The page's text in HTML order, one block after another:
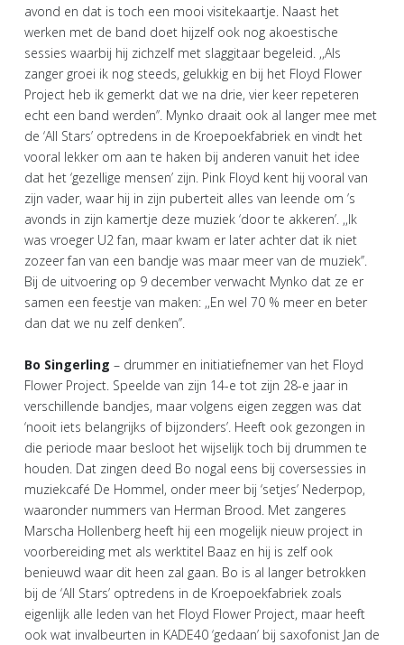
avond en dat is toch een mooi visitekaartje. Naast het
werken met de band doet hijzelf ook nog akoestische
sessies waarbij hij zichzelf met slaggitaar begeleid. ,,Als
zanger groei ik nog steeds, gelukkig en bij het Floyd Flower
Project heb ik gemerkt dat we na drie, vier keer repeteren
echt een band werden’’. Mynko draait ook al langer mee met
de ‘All Stars’ optredens in de Kroepoekfabriek en vindt het
vooral lekker om aan te haken bij anderen vanuit het idee
dat het ‘gezellige mensen’ zijn. Pink Floyd kent hij vooral van
zijn vader, waar hij in zijn puberteit alles van leende om ’s
avonds in zijn kamertje deze muziek ‘door te akkeren’. ,,Ik
was vroeger U2 fan, maar kwam er later achter dat ik niet
zozeer fan van een bandje was maar meer van de muziek’’.
Bij de uitvoering op 9 december verwacht Mynko dat ze er
samen een feestje van maken: ,,En wel 70 % meer en beter
dan dat we nu zelf denken’’.
Bo Singerling – drummer en initiatiefnemer van het Floyd
Flower Project. Speelde van zijn 14-e tot zijn 28-e jaar in
verschillende bandjes, maar volgens eigen zeggen was dat
‘nooit iets belangrijks of bijzonders’. Heeft ook gezongen in
die periode maar besloot het wijselijk toch bij drummen te
houden. Dat zingen deed Bo nogal eens bij coversessies in
muziekcafé De Hommel, onder meer bij ‘setjes’ Nederpop,
waaronder nummers van Herman Brood. Met zangeres
Marscha Hollenberg heeft hij een mogelijk nieuw project in
voorbereiding met als werktitel Baaz en hij is zelf ook
benieuwd waar dit heen zal gaan. Bo is al langer betrokken
bij de ‘All Stars’ optredens in de Kroepoekfabriek zoals
eigenlijk alle leden van het Floyd Flower Project, maar heeft
ook wat invalbeurten in KADE40 ‘gedaan’ bij saxofonist Jan de